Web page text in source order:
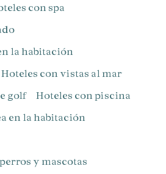
con spa
la habitación
Hoteles con vistas al mar
golf
Hoteles con piscina
en la habitación
y mascotas